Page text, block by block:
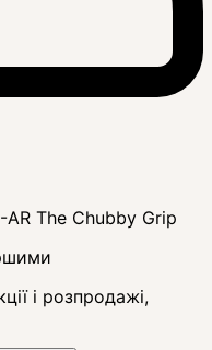
AR The Chubby Grip
і розпродажі,